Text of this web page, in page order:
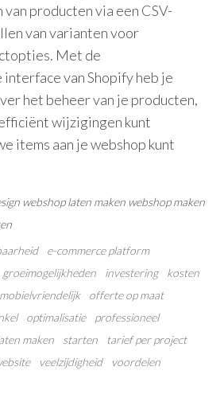
producten via een CSV-
van varianten voor
Met de
van Shopify heb je
het beheer van je producten,
wijzigingen kunt
items aan je webshop kunt
webshop laten maken webshop maken
e-commerce platform
groeimogelijkheden investering
kosten
mobielvriendelijk
offerte op maat
optimalisatie
professioneel
maken starten
tarief per project
veelzijdigheid
voordelen